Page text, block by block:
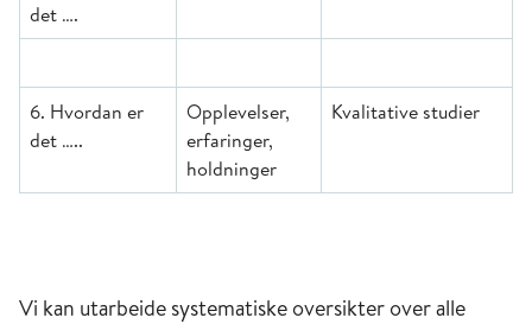
det ….
6. Hvordan er
det …..
Opplevelser,
erfaringer,
holdninger
Kvalitative studier
Vi kan utarbeide systematiske oversikter over alle